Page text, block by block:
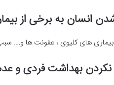
انسان به برخی از
بیماری های کلیوی ، عفونت ها و….
نکردن بهداشت فردی و